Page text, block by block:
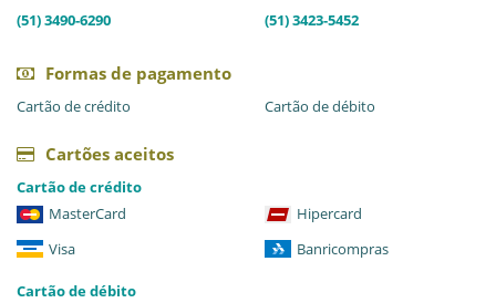
(51) 3490-6290 (51) 3423-5452
Formas de pagamento
Cartão de crédito Cartão de débito
Cartões aceitos
Cartão de crédito
MasterCard
Hipercard
Visa
Banricompras
Cartão de débito